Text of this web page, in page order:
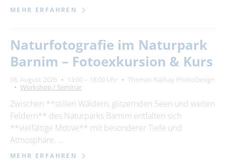
MEHR ERFAHREN
Naturfotografie im Naturpark
Barnim – Fotoexkursion & Kurs
08. August 2026 13:00 – 18:00 Uhr
Thomas Rathay PhotoDesign
Workshop / Seminar
Zwischen **stillen Wäldern, glitzernden Seen und weiten
Feldern** des Naturparks Barnim entfalten sich
**vielfältige Motive** mit besonderer Tiefe und
Atmosphäre. …
MEHR ERFAHREN